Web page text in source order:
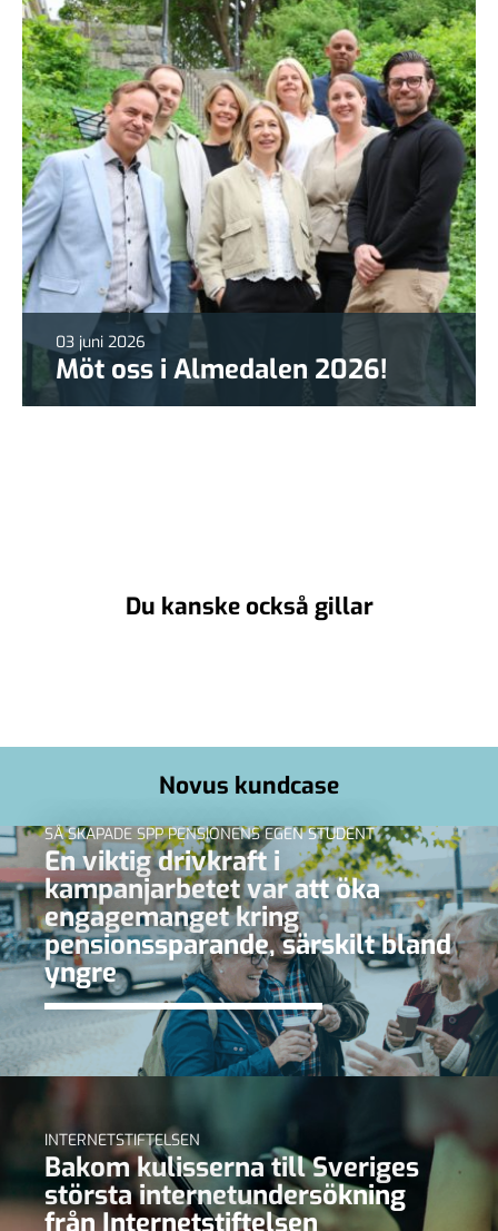
03 juni 2026
Möt oss i Almedalen 2026!
Du kanske också gillar
Novus kundcase
SÅ SKAPADE SPP PENSIONENS EGEN STUDENT
En viktig drivkraft i
kampanjarbetet var att öka
engagemanget kring
pensionssparande, särskilt bland
yngre
INTERNETSTIFTELSEN
Bakom kulisserna till Sveriges
största internetundersökning
från Internetstiftelsen